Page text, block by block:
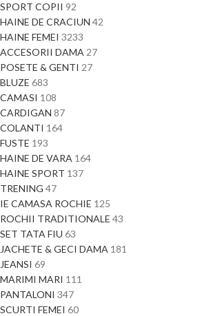
SPORT COPII 92
HAINE DE CRACIUN 42
HAINE FEMEI 3233
ACCESORII DAMA 27
POSETE & GENTI 27
BLUZE 683
CAMASI 108
CARDIGAN 87
COLANTI 164
FUSTE 193
HAINE DE VARA 164
HAINE SPORT 137
TRENING 47
IE CAMASA ROCHIE 125
ROCHII TRADITIONALE 43
SET TATA FIU 63
JACHETE & GECI DAMA 181
JEANSI 69
MARIMI MARI 111
PANTALONI 347
SCURTI FEMEI 60